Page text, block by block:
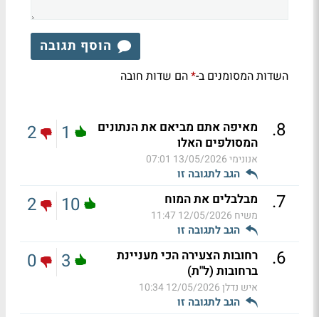
הוסף תגובה
השדות המסומנים ב-*הם שדות חובה
8
.
מאיפה אתם מביאם את הנתונים
המסולפים האלו
אנונימי13/05/2026 07:01
הגב לתגובה זו
1
2
7
. מבלבלים את המוח
משיח 12/05/2026 11:47
הגב לתגובה זו
10
2
6
.
רחובות הצעירה הכי מעניינת
ברחובות (ל"ת)
איש נדלן12/05/2026 10:34
הגב לתגובה זו
3
0